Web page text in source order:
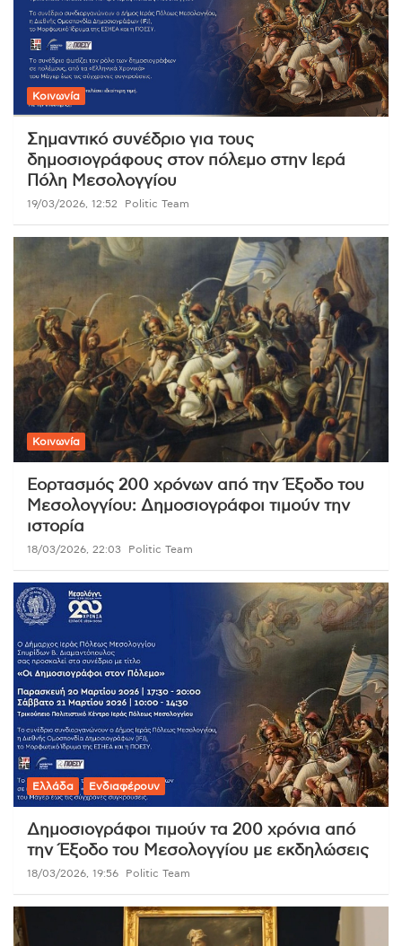
Κοινωνία
Σημαντικό συνέδριο για τους
δημοσιογράφους στον πόλεμο στην Ιερά
Πόλη Μεσολογγίου
19/03/2026, 12:52 Politic Team
Κοινωνία
Εορτασμός 200 χρόνων από την Έξοδο του
Μεσολογγίου: Δημοσιογράφοι τιμούν την
ιστορία
18/03/2026, 22:03 Politic Team
Ελλάδα Ενδιαφέρουν
Δημοσιογράφοι τιμούν τα 200 χρόνια από
την Έξοδο του Μεσολογγίου με εκδηλώσεις
18/03/2026, 19:56 Politic Team